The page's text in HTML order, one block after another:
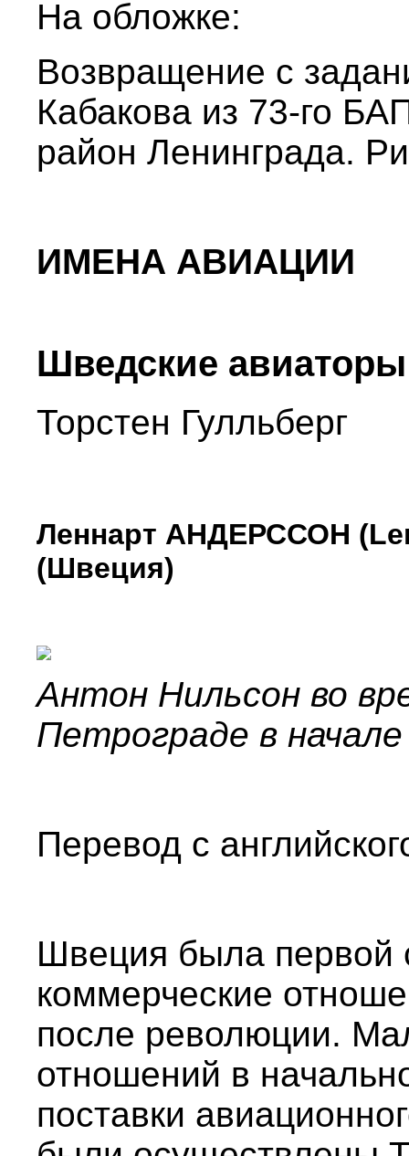
На обложке:
Возвращение с
Кабакова из 73-го
район Ленинграда.
ИМЕНА АВИАЦИИ
Шведские
Торстен Гулльберг
Леннарт АНДЕРССОН
(Швеция)
Антон Нильсон во
Петрограде в
Перевод с
Швеция была первой
коммерческие
после революции.
отношений в
поставки